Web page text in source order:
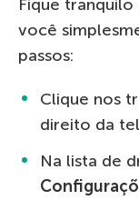
Fique
você
passos:
Clique nos
direito da
Na lista de